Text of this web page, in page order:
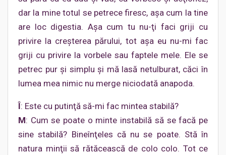
dar la mine totul se petrece firesc, aşa cum la tine
are loc digestia. Aşa cum tu nu-ţi faci griji cu
privire la creşterea părului, tot aşa eu nu-mi fac
griji cu privire la vorbele sau faptele mele. Ele se
petrec pur şi simplu şi mă lasă netulburat, căci în
lumea mea nimic nu merge niciodată anapoda.
Î: Este cu putinţă să-mi fac mintea stabilă?
M: Cum se poate o minte instabilă să se facă pe
sine stabilă? Bineînţeles că nu se poate. Stă în
natura minţii să rătăcească de colo colo. Tot ce